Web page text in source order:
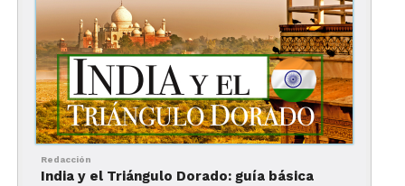
La gran riqueza de monumentos y templos,
hacen de India un lugar inolvidable. En todos los
rincones del país se levantan edificaciones
religiosas y fortificaciones antiguas con diversos
estilos arquitectónicos, la mayoría de ellos
verdaderas joyas para admirar y disfrutar. Desde
los grandes palacios y fuertes levantados por los
emperadores mogoles en el norte del país, hasta
Redacción
India y el Triángulo Dorado: guía básica